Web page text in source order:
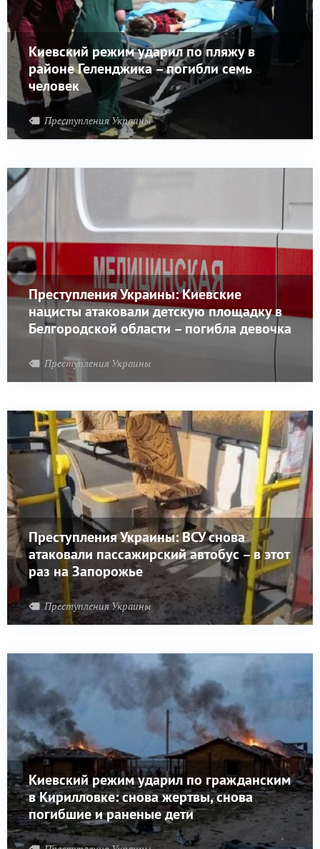
Киевский режим ударил по пляжу в
районе Геленджика – погибли семь
человек
Преступления Украины
Преступления Украины: Киевские
нацисты атаковали детскую площадку в
Белгородской области – погибла девочка
Преступления Украины
Преступления Украины: ВСУ снова
атаковали пассажирский автобус – в этот
раз на Запорожье
Преступления Украины
Киевский режим ударил по гражданским
в Кирилловке: снова жертвы, снова
погибшие и раненые дети